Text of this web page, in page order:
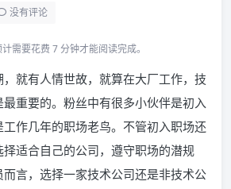
没有评论
需要花费 7 分钟才能阅读完成。
就有人情世故，就算在大厂工作，技
重要的。粉丝中有很多小伙伴是初入
作几年的职场老鸟。不管初入职场还
适合自己的公司，遵守职场的潜规
言，选择一家技术公司还是非技术公